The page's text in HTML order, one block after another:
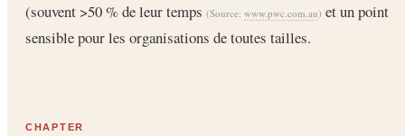
(souvent >50 % de leur temps (Source: www.pwc.com.au) et un point
sensible pour les organisations de toutes tailles.